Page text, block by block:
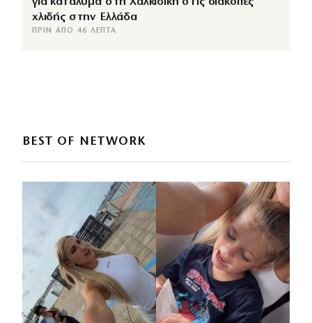
χλιδής στην Ελλάδα
ΠΡΙΝ ΑΠΌ 46 ΛΕΠΤΆ
BEST OF NETWORK